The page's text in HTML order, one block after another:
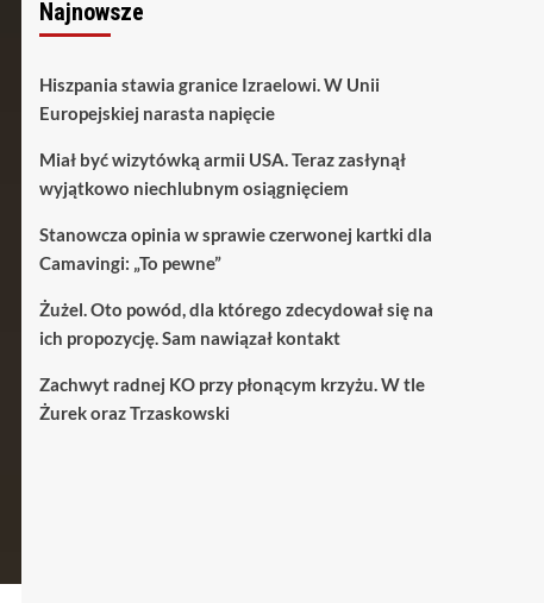
Najnowsze
Hiszpania stawia granice Izraelowi. W Unii
Europejskiej narasta napięcie
Miał być wizytówką armii USA. Teraz zasłynął
wyjątkowo niechlubnym osiągnięciem
Stanowcza opinia w sprawie czerwonej kartki dla
Camavingi: „To pewne”
Żużel. Oto powód, dla którego zdecydował się na
ich propozycję. Sam nawiązał kontakt
Zachwyt radnej KO przy płonącym krzyżu. W tle
Żurek oraz Trzaskowski